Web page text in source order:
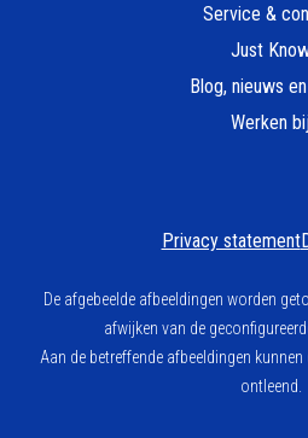
Service &
Just
Blog, nieuws
Werken
Privacy statement
De afgebeelde afbeeldingen worden
afwijken van de
Aan de betreffende afbeeldingen
ontleend.